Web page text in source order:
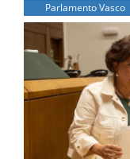
Parlamento Vasco